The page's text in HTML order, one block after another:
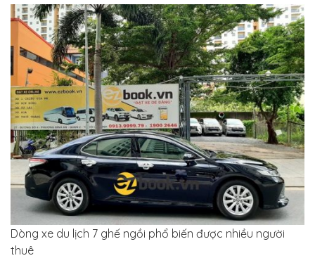
Dòng xe du lịch 7 ghế ngồi phổ biến được nhiều người
thuê